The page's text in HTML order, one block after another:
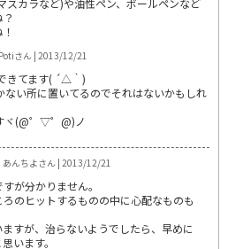
Potiさん | 2013/12/21
きてます( ´△｀)
ない所に置いてるのでそれはないかもしれ
ヾ(@゜▽゜@)ノ
あんちよさん | 2013/12/21
が分かりません。
のヒットするものの中に心配なものも
すが、治らないようでしたら、早めに
います。